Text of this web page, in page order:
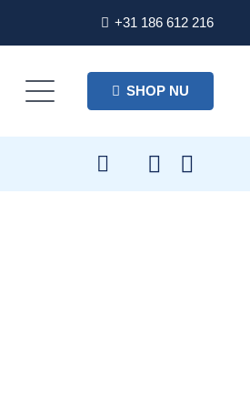
+31 186 612 216
SHOP NU